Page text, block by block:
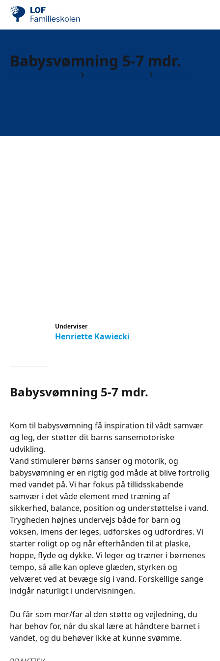
Babysvømning 5-7 mdr.
Underviser
Henriette Kawiecki
Babysvømning 5-7 mdr.
Kom til babysvømning få inspiration til vådt samvær
og leg, der støtter dit barns sansemotoriske
udvikling.
Vand stimulerer børns sanser og motorik, og
babysvømning er en rigtig god måde at blive fortrolig
med vandet på. Vi har fokus på tillidsskabende
samvær i det våde element med træning af
sikkerhed, balance, position og understøttelse i vand.
Trygheden højnes undervejs både for barn og
voksen, imens der leges, udforskes og udfordres. Vi
starter roligt op og når efterhånden til at plaske,
hoppe, flyde og dykke. Vi leger og træner i børnenes
tempo, så alle kan opleve glæden, styrken og
velværet ved at bevæge sig i vand. Forskellige sange
indgår naturligt i undervisningen.
Du får som mor/far al den støtte og vejledning, du
har behov for, når du skal lære at håndtere barnet i
vandet, og du behøver ikke at kunne svømme.